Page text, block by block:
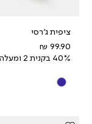
ציפית ג'רסי
מחיר
40% בקנית 2 ומעלה